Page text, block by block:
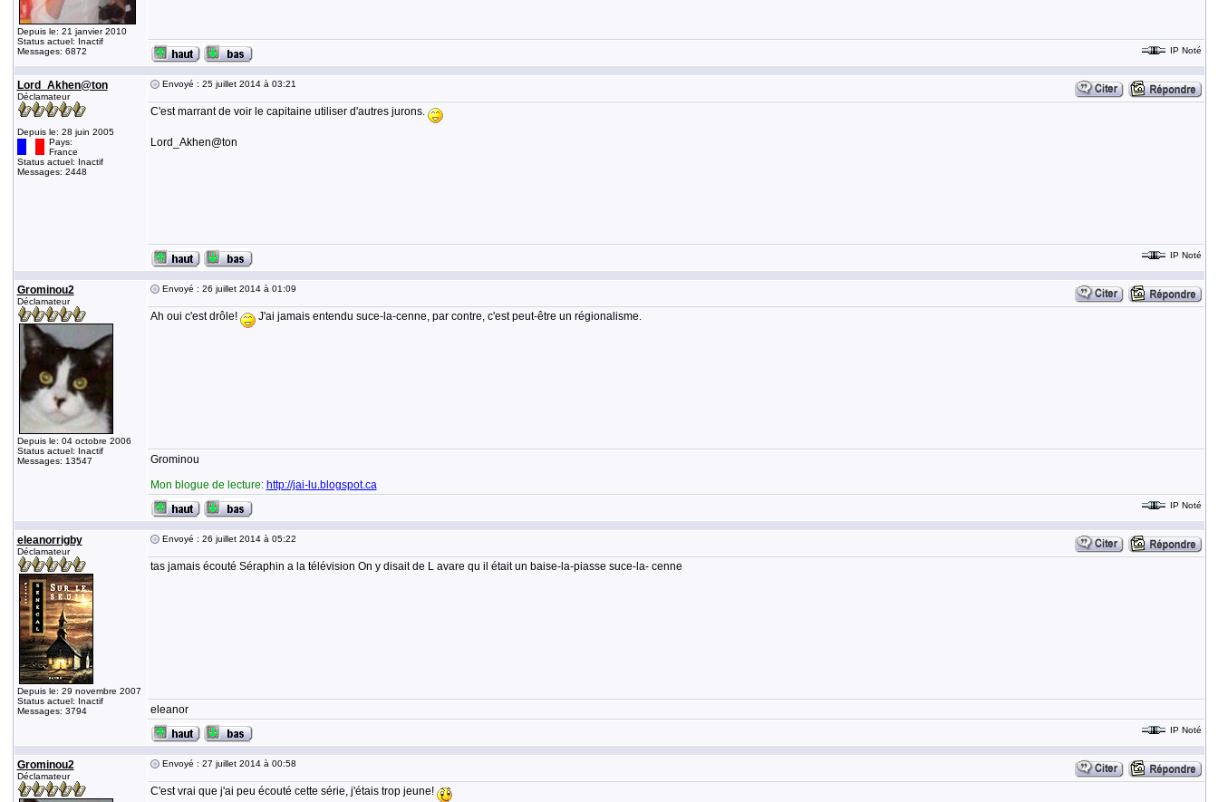
Depuis le: 21 janvier 2010
Status actuel: Inactif
Messages: 6872
IP Noté
Lord_Akhen@ton
Déclamateur
Depuis le: 28 juin 2005
Pays:
France
Status actuel: Inactif
Messages: 2448
Envoyé : 25 juillet 2014 à 03:21
C'est marrant de voir le capitaine utiliser d'autres jurons.
Lord_Akhen@ton
IP Noté
Grominou2
Déclamateur
Depuis le: 04 octobre 2006
Status actuel: Inactif
Messages: 13547
Envoyé : 26 juillet 2014 à 01:09
Ah oui c'est drôle! J'ai jamais entendu suce-la-cenne, par contre, c'est peut-être un régionalisme.
Grominou
Mon blogue de lecture: http://jai-lu.blogspot.ca
IP Noté
eleanorrigby
Déclamateur
Depuis le: 29 novembre 2007
Status actuel: Inactif
Messages: 3794
Envoyé : 26 juillet 2014 à 05:22
tas jamais écouté Séraphin a la télévision On y disait de L avare qu il était un baise-la-piasse suce-la- cenne
eleanor
IP Noté
Grominou2
Déclamateur
Envoyé : 27 juillet 2014 à 00:58
C'est vrai que j'ai peu écouté cette série, j'étais trop jeune!